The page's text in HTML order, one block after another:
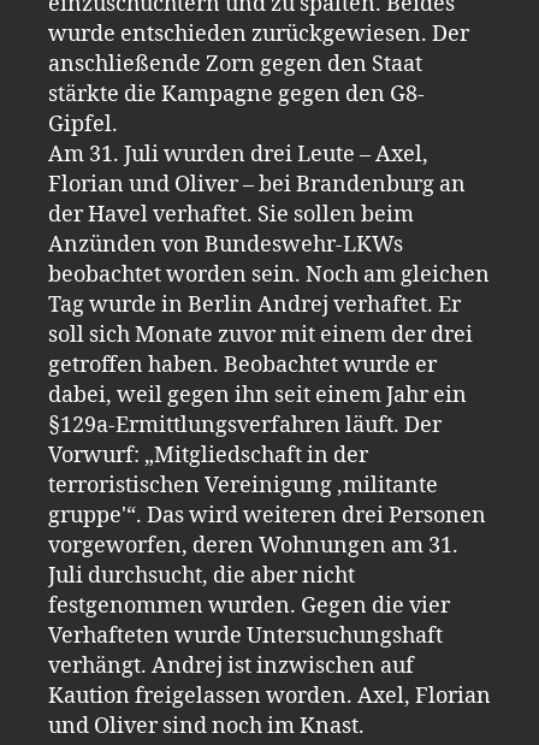
wurde entschieden zurückgewiesen. Der
anschließende Zorn gegen den Staat
stärkte die Kampagne gegen den G8-
Gipfel.
Am 31. Juli wurden drei Leute – Axel,
Florian und Oliver – bei Brandenburg an
der Havel verhaftet. Sie sollen beim
Anzünden von Bundeswehr-LKWs
beobachtet worden sein. Noch am gleichen
Tag wurde in Berlin Andrej verhaftet. Er
soll sich Monate zuvor mit einem der drei
getroffen haben. Beobachtet wurde er
dabei, weil gegen ihn seit einem Jahr ein
§129a-Ermittlungsverfahren läuft. Der
Vorwurf: „Mitgliedschaft in der
terroristischen Vereinigung ‚militante
gruppe'“. Das wird weiteren drei Personen
vorgeworfen, deren Wohnungen am 31.
Juli durchsucht, die aber nicht
festgenommen wurden. Gegen die vier
Verhafteten wurde Untersuchungshaft
verhängt. Andrej ist inzwischen auf
Kaution freigelassen worden. Axel, Florian
und Oliver sind noch im Knast.